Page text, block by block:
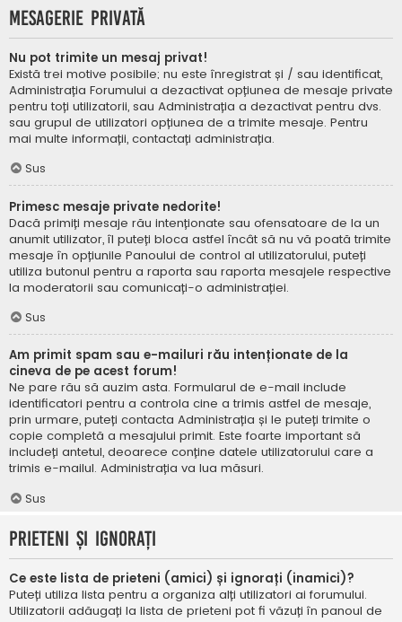
Mesagerie privată
Nu pot trimite un mesaj privat!
Există trei motive posibile; nu este înregistrat și / sau identificat,
Administrația Forumului a dezactivat opțiunea de mesaje private
pentru toți utilizatorii, sau Administrația a dezactivat pentru dvs.
sau grupul de utilizatori opțiunea de a trimite mesaje. Pentru
mai multe informații, contactați administrația.
Sus
Primesc mesaje private nedorite!
Dacă primiți mesaje rău intenționate sau ofensatoare de la un
anumit utilizator, îl puteți bloca astfel încât să nu vă poată trimite
mesaje în opțiunile Panoului de control al utilizatorului, puteți
utiliza butonul pentru a raporta sau raporta mesajele respective
la moderatorii sau comunicați-o administrației.
Sus
Am primit spam sau e-mailuri rău intenționate de la
cineva de pe acest forum!
Ne pare rău să auzim asta. Formularul de e-mail include
identificatori pentru a controla cine a trimis astfel de mesaje,
prin urmare, puteți contacta Administrația și le puteți trimite o
copie completă a mesajului primit. Este foarte important să
includeți antetul, deoarece conține datele utilizatorului care a
trimis e-mailul. Administrația va lua măsuri.
Sus
Prieteni și ignorați
Ce este lista de prieteni (amici) și ignorați (inamici)?
Puteți utiliza lista pentru a organiza alți utilizatori ai forumului.
Utilizatorii adăugați la lista de prieteni pot fi văzuți în panoul de